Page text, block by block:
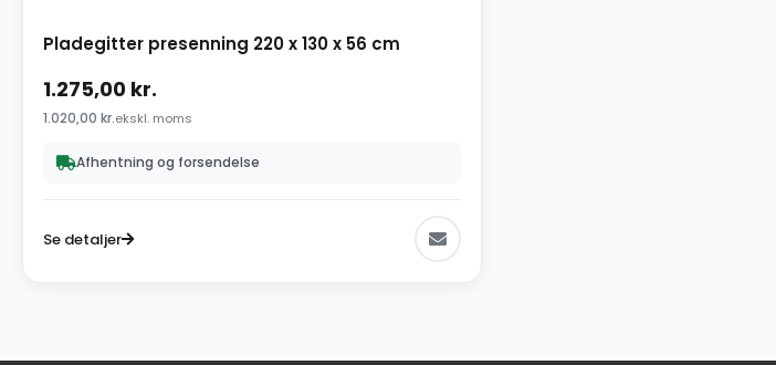
Pladegitter presenning 220 x 130 x 56 cm
1.275,00 kr.
1.020,00 kr.ekskl. moms
Afhentning og forsendelse
Se detaljer